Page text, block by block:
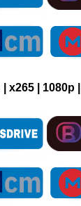
| x265 | 1080p |